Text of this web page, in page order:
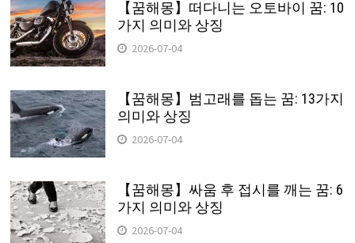
【꿈해몽】떠다니는 오토바이 꿈: 10
가지 의미와 상징
2026-07-04
【꿈해몽】범고래를 돕는 꿈: 13가지
의미와 상징
2026-07-04
【꿈해몽】싸움 후 접시를 깨는 꿈: 6
가지 의미와 상징
2026-07-04